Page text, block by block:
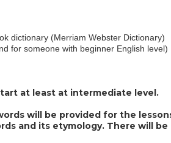
dictionary (Merriam Webster Dictionary)
for someone with beginner English level)
at least at intermediate level.
will be provided for the
and its etymology. There will